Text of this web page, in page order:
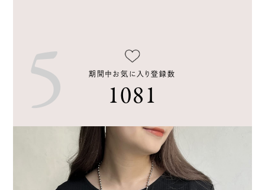
期間中お気に入り登録数
1081